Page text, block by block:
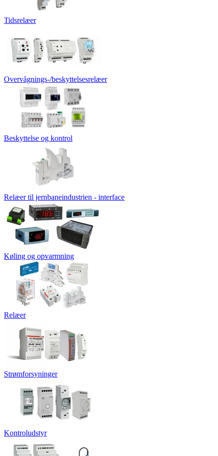
Tidsrelæer
Overvågnings-/beskyttelsesrelæer
Beskyttelse og kontrol
Relæer til jernbaneindustrien - interface
Køling og opvarmning
Relæer
Strømforsyninger
Kontroludstyr